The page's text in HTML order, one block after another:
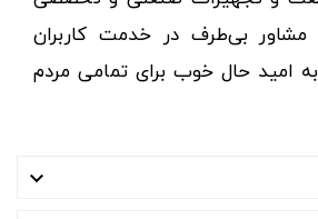
بی‌طرف در خدمت کاربران
امید حال خوب برای تمامی مردم
